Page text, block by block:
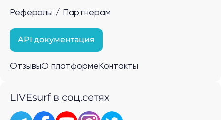
Рефералы / Партнерам
API документация
ОтзывыО платформе Контакты
LIVEsurf в соц.сетях